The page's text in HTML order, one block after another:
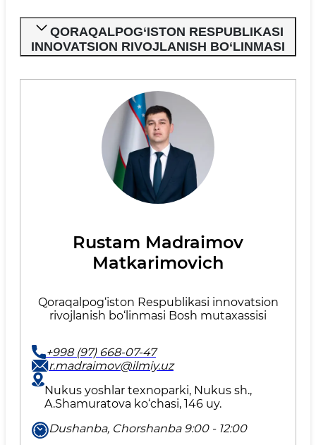
QORAQALPOG‘ISTON RESPUBLIKASI
INNOVATSION RIVOJLANISH BO‘LINMASI
Rustam Madraimov
Matkarimovich
Qoraqalpog‘iston Respublikasi innovatsion
rivojlanish bo‘linmasi Bosh mutaxassisi
+998 (97) 668-07-47
r.madraimov@ilmiy.uz
Nukus yoshlar texnoparki, Nukus sh.,
A.Shamuratova ko‘chasi, 146 uy.
Dushanba, Chorshanba 9:00 - 12:00